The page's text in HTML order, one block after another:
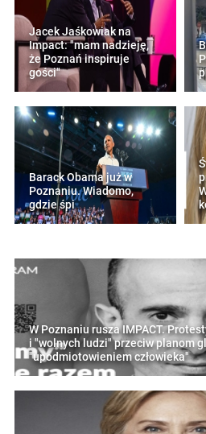
Jacek Jaśkowiak na
Impact: "mam nadzieję,
że Poznań inspiruje
gości"
Barack Obama już w
Poznaniu. Wiadomo,
gdzie śpi
W Poznaniu rusza IMPACT.
i "wolnych ludzi" przeciw planom
"upodmiotowieniem człowieka"